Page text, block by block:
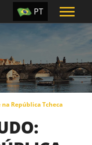
TR
PT
UA
CZ
RU
República Tcheca